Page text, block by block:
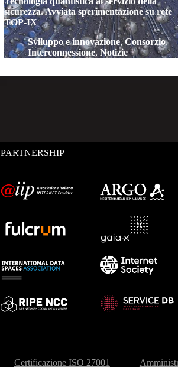
sicurezza. Avviata sperimentazione su rete
TOP-IX
Sviluppo e innovazione,Consorzio,
Interconnessione,Notizie
PARTNERSHIP
Certificazione ISO 27001